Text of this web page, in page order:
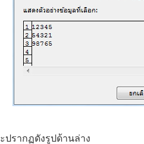
ปรากฏดังรูปด้านล่าง